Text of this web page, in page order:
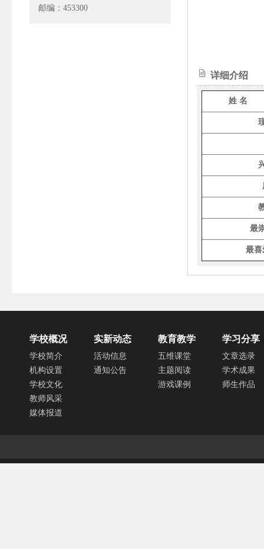
邮编：453300
详细介绍
姓 名
最
最喜
学校概况
学校简介
机构设置
学校文化
教师风采
媒体报道
实新动态
活动信息
通知公告
教育教学
五维课堂
主题阅读
游戏课例
学习分享
文章选录
学术成果
师生作品